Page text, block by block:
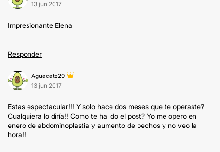
13 jun 2017
Impresionante Elena
Responder
Aguacate29
13 jun 2017
Estas espectacular!!! Y solo hace dos meses que te operaste?
Cualquiera lo diría!! Como te ha ido el post? Yo me opero en
enero de abdominoplastia y aumento de pechos y no veo la
hora!!